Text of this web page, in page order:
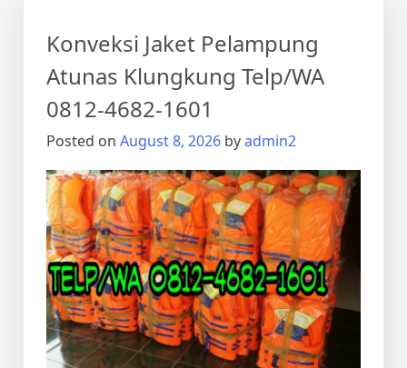
Konveksi Jaket Pelampung
Atunas Klungkung Telp/WA
0812-4682-1601
Posted on August 8, 2026 byadmin2